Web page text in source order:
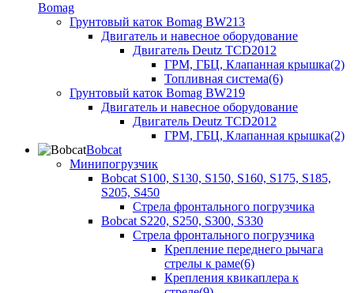
Bomag
Грунтовый каток Bomag BW213
Двигатель и навесное оборудование
Двигатель Deutz TCD2012
ГРМ, ГБЦ, Клапанная крышка(2)
Топливная система(6)
Грунтовый каток Bomag BW219
Двигатель и навесное оборудование
Двигатель Deutz TCD2012
ГРМ, ГБЦ, Клапанная крышка(2)
Bobcat
Минипогрузчик
Bobcat S100, S130, S150, S160, S175, S185,
S205, S450
Стрела фронтального погрузчика
Bobcat S220, S250, S300, S330
Стрела фронтального погрузчика
Крепление переднего рычага
стрелы к раме(6)
Крепления квикаплера к